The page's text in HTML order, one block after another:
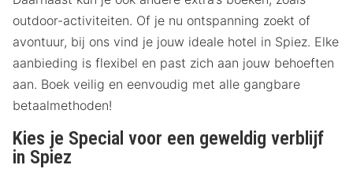
outdoor-activiteiten. Of je nu ontspanning zoekt of
avontuur, bij ons vind je jouw ideale hotel in Spiez. Elke
aanbieding is flexibel en past zich aan jouw behoeften
aan. Boek veilig en eenvoudig met alle gangbare
betaalmethoden!
Kies je Special voor een geweldig verblijf
in Spiez